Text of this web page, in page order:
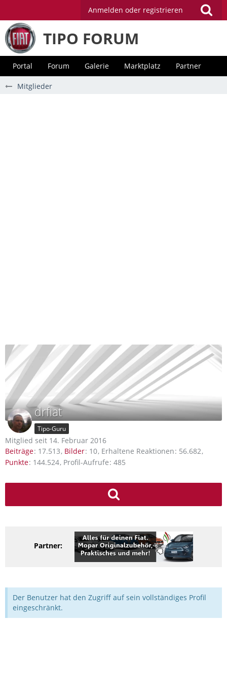
Anmelden oder registrieren
TIPO FORUM
Portal Forum Galerie Marktplatz Partner
Mitglieder
drfiat
Tipo-Guru
Mitglied seit 14. Februar 2016
Beiträge 17.513 Bilder 10 Erhaltene Reaktionen 56.682
Punkte 144.524 Profil-Aufrufe 485
Partner:
Der Benutzer hat den Zugriff auf sein vollständiges Profil
eingeschränkt.